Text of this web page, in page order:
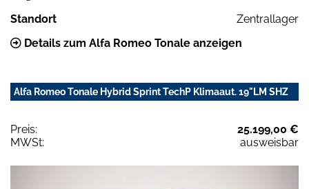
Standort
Zentrallager
Details zum Alfa Romeo Tonale anzeigen
Alfa Romeo Tonale Hybrid Sprint TechP Klimaaut. 19"LM SHZ
Preis:
25.199,00 €
MWSt:
ausweisbar